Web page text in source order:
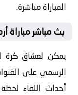
المباراة مباشرة.
بث مباشر مباراة
يمكن لعشاق كرة
الرسمي على
أحداث اللقاء